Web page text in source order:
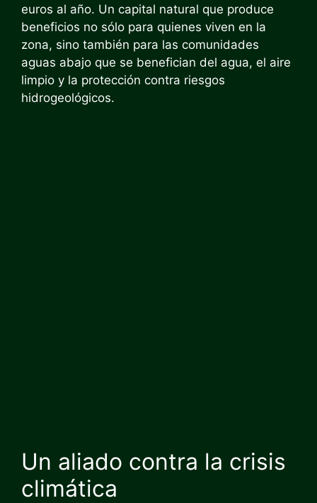
euros al año. Un capital natural que produce
beneficios no sólo para quienes viven en la
zona, sino también para las comunidades
aguas abajo que se benefician del agua, el aire
limpio y la protección contra riesgos
hidrogeológicos.
Un aliado contra la crisis
climática